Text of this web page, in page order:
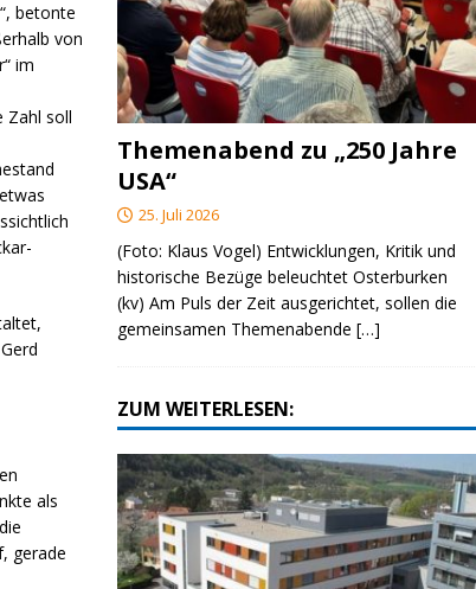
betonte
von
im
Zahl soll
als
gerade
Themenabend zu „250 Jahre
USA“
25. Juli 2026
(Foto: Klaus Vogel) Entwicklungen, Kritik und
historische Bezüge beleuchtet Osterburken
(kv) Am Puls der Zeit ausgerichtet, sollen die
gemeinsamen Themenabende[…]
ZUM WEITERLESEN: